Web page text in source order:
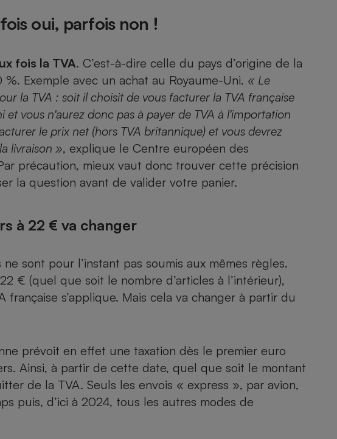
oui, parfois non !
fois la TVA. C’est-à-dire celle du pays d’origine de la
Exemple avec un achat au Royaume-Uni. « Le
la TVA : soit il choisit de vous facturer la TVA française
et vous n'aurez donc pas à payer de TVA à l'importation
le prix net (hors TVA britannique) et vous devrez
livraison », explique le Centre européen des
précaution, mieux vaut donc trouver cette précision
la question avant de valider votre panier.
à 22 € va changer
sont pour l’instant pas soumis aux mêmes règles.
€ (quel que soit le nombre d’articles à l’intérieur),
s’applique. Mais cela va changer à partir du
prévoit en effet une taxation dès le premier euro
Ainsi, à partir de cette date, quel que soit le montant
de la TVA. Seuls les envois « express », par avion,
puis, d’ici à 2024, tous les autres modes de
bouteille de champagne
Banque en ligne
linge Lave-vaisselle
de cuisson à
Four encastrable
-
Aspirateur
Ordinateur portable
numérique
électrique Électricité - Gaz
-
Lessive
Crème solaire